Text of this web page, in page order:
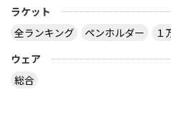
ラケット
全ランキング
ペンホルダー
１
ウェア
総合